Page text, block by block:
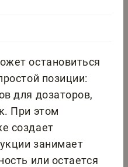
остановиться
позиции:
для дозаторов,
При этом
создает
занимает
или остается